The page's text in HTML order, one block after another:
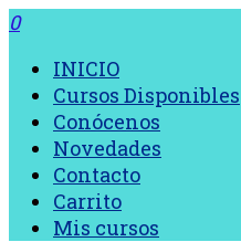
0
INICIO
Cursos Disponibles
Conócenos
Novedades
Contacto
Carrito
Mis cursos